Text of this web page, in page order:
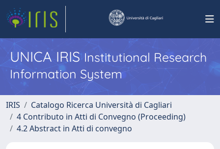
UNICA IRISInstitutional Research
Information System
IRIS
Catalogo Ricerca Università di Cagliari
4 Contributo in Atti di Convegno (Proceeding)
4.2 Abstract in Atti di convegno